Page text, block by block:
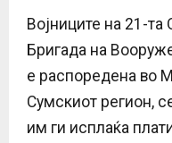
N
U
Војниците на 21-
Бригада на
е распоредена во
Сумскиот регион,
им ги исплаќа